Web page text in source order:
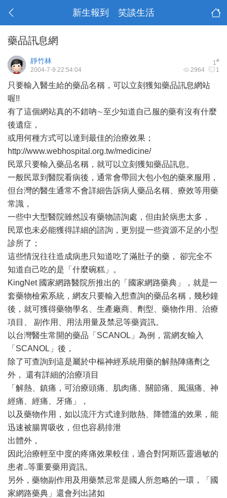
新生報到 笑談生活
藥品訊息網
1#
靜竹林
2964 1
2004-7-9 22:54:04
只要輸入醫生給的藥品名稱，可以立刻獲知藥品訊息網站
喔!!
有了這個網站真的不錯吶∼至少知道自己服的藥有沒有什麼
後遺症，
或用何種方式可以達到最佳的治療效果；
http://www.webhospital.org.tw/medicine/
民眾只要輸入藥品名稱，就可以立刻獲知藥品訊息。
一般民眾到醫院看病後，通常會帶回大包小包的藥來服用，
但台灣的醫生通常不會詳細告訴病人藥品名稱、療效等用藥
常識，
一些中大型醫院雖然設有藥物諮詢處，但由於病患太多，
民眾也未必能獲得詳細的諮詢，更別提一些資源不足的小型
診所了；
這些情況往往造成病患只知道吃了滿肚子的藥， 卻完全不
知道自己吃的是「什麼碗糕」。
KingNet 國家網路醫院所推出的「國家網路藥典」，就是一
套藥物檢索系統，網友只要輸入想查詢的藥品名稱，幾秒鐘
後，就可獲得藥物學名、生產廠商、劑型、藥物作用、治療
項目、 副作用、用法用量及禁忌等藥資訊。
以台灣醫生常開的藥品「SCANOL」為例，當網友輸入
「SCANOL」後，
除了可查詢到這是屬於中樞神經系統用藥的解熱陣痛劑之
外， 還有詳細的治療項目
「解熱、鎮痛，可治療頭痛、肌肉痛、關節痛、風濕痛、神
經痛、經痛、牙痛」，
以及藥物作用，如以流汗方式達到散熱、降體溫的效果，能
迅速被腸胃吸收，但也容易排泄
出體外，
因此治療輕至中度的疼痛效果較佳，適合對阿斯匹靈過敏的
患者..等重要藥用資訊。
另外，藥物副作用及用藥禁忌常是國人所忽略的一環，「國
家網路藥典」還會列出諸如